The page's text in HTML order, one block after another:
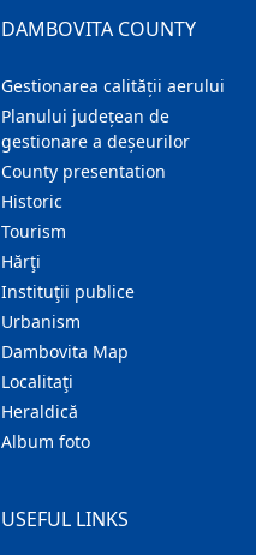
DAMBOVITA COUNTY
Gestionarea calității aerului
Planului județean de
gestionare a deșeurilor
County presentation
Historic
Tourism
Hărţi
Instituţii publice
Urbanism
Dambovita Map
Localitaţi
Heraldică
Album foto
USEFUL LINKS